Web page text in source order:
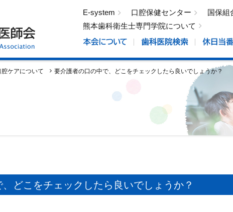
E-system 口腔保健センター
国保組
熊本歯科衛生士専門学院について
ケアについて 要介護者の口の中で、どこをチェックしたら良いでしょうか？
どこをチェックしたら良いでしょうか？